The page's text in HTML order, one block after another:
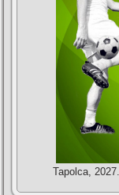
Tapolca,